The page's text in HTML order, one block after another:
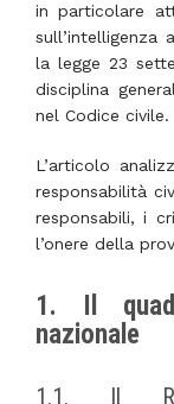
in particolare
la legge 23
disciplina
nel Codice civile.
L’articolo
responsabilità
responsabili, i
l’onere della
1. Il
nazionale
1.1. Il